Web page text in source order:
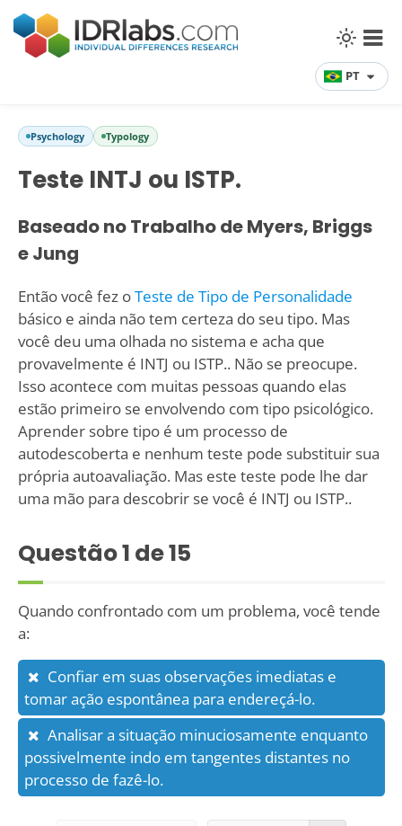
PT
Psychology Typology
Teste INTJ ou ISTP.
Baseado no Trabalho de Myers, Briggs
e Jung
Então você fez oTeste de Tipo de Personalidade
básico e ainda não tem certeza do seu tipo. Mas
você deu uma olhada no sistema e acha que
provavelmente é INTJ ou ISTP.. Não se preocupe.
Isso acontece com muitas pessoas quando elas
estão primeiro se envolvendo com tipo psicológico.
Aprender sobre tipo é um processo de
autodescoberta e nenhum teste pode substituir sua
própria autoavaliação. Mas este teste pode lhe dar
uma mão para descobrir se você é INTJ ou ISTP..
Questão1 de 15
Quando confrontado com um problema, você tende
a:
Confiar em suas observações imediatas e
tomar ação espontânea para endereçá-lo.
Analisar a situação minuciosamente enquanto
possivelmente indo em tangentes distantes no
processo de fazê-lo.